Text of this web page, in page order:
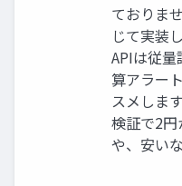
ておりま
じて実装
APIは従
算アラー
スメしま
検証で2
や、安い